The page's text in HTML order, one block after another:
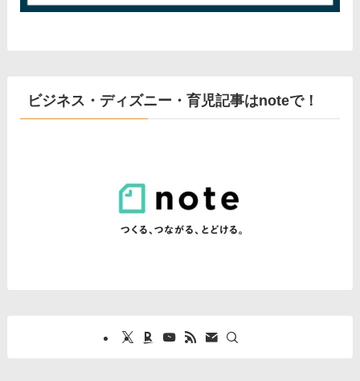
ビジネス・ディズニー・育児記事はnoteで！